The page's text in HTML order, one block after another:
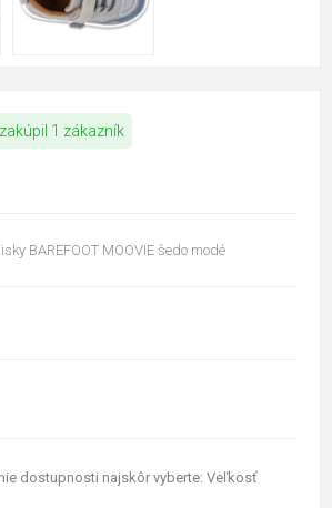
1 zákazník
BAREFOOT MOOVIE šedo modé
dostupnosti najskôr vyberte: Veľkosť